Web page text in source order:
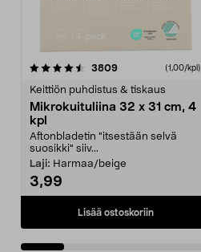
3809arvostelut (1,00/kpl)
Keittiön puhdistus & tiskaus
Mikrokuituliina 32 x 31 cm, 4
kpl
Aftonbladetin "itsestään selvä
suosikki" siiv...
Laji: Harmaa/beige
3,99
Lisää ostoskoriin
4.5viidestä